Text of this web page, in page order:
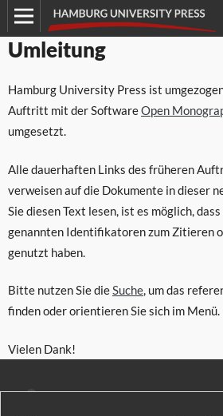
Umleitung
Hamburg University Press ist
Auftritt mit der SoftwareOpen
umgesetzt.
Alle dauerhaften Links des früheren
verweisen auf die Dokumente in dieser
Sie diesen Text lesen, ist es möglich,
genannten Identifikatoren zum Zitieren
genutzt haben.
Bitte nutzen Sie dieSuche, um das
finden oder orientieren Sie sich im Menü.
Vielen Dank!